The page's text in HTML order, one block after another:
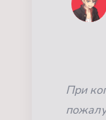
При